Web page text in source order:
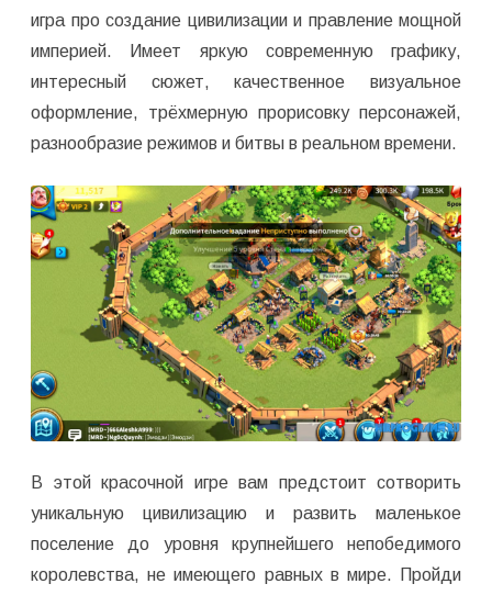
игра про создание цивилизации и правление мощной
империей. Имеет яркую современную графику,
интересный сюжет, качественное визуальное
оформление, трёхмерную прорисовку персонажей,
разнообразие режимов и битвы в реальном времени.
В этой красочной игре вам предстоит сотворить
уникальную цивилизацию и развить маленькое
поселение до уровня крупнейшего непобедимого
королевства, не имеющего равных в мире. Пройди